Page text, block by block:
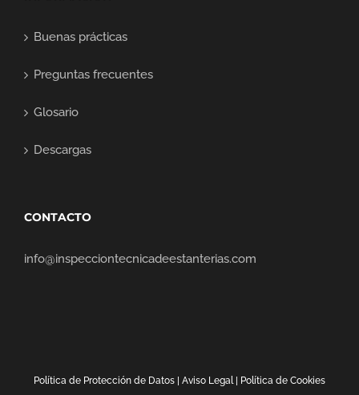
Buenas prácticas
Preguntas frecuentes
Glosario
Descargas
CONTACTO
info@inspecciontecnicadeestanterias.com
Política de Protección de Datos Aviso Legal | Política de Cookies